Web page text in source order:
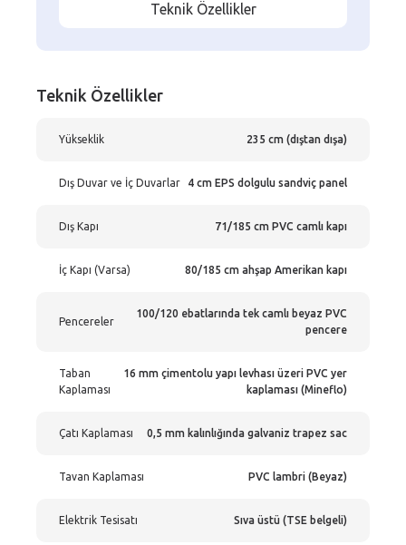
Teknik Özellikler
Teknik Özellikler
Yükseklik 235 cm (dıştan dışa)
Dış Duvar ve İç Duvarlar 4 cm EPS dolgulu sandviç panel
Dış Kapı 71/185 cm PVC camlı kapı
İç Kapı (Varsa) 80/185 cm ahşap Amerikan kapı
Pencereler
100/120 ebatlarında tek camlı beyaz PVC
pencere
Taban
Kaplaması
16 mm çimentolu yapı levhası üzeri PVC yer
kaplaması (Mineflo)
Çatı Kaplaması 0,5 mm kalınlığında galvaniz trapez sac
Tavan Kaplaması PVC lambri (Beyaz)
Elektrik Tesisatı Sıva üstü (TSE belgeli)